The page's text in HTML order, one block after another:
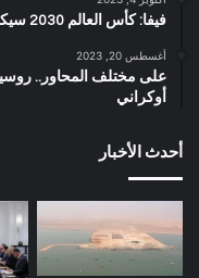
فيفا: كأس العالم 2030 سيكون مشترك بين المغرب وإسبانيا والبرتغال
أغسطس 20, 2023
أوكراني
أحدث الأخبار